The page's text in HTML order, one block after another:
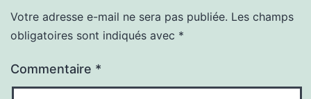
Votre adresse e-mail ne sera pas publiée. Les champs
obligatoires sont indiqués avec *
Commentaire *